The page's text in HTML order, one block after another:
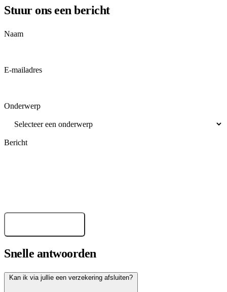
Stuur ons een bericht
Naam
E-mailadres
Onderwerp
Bericht
Snelle antwoorden
Kan ik via jullie een verzekering afsluiten?